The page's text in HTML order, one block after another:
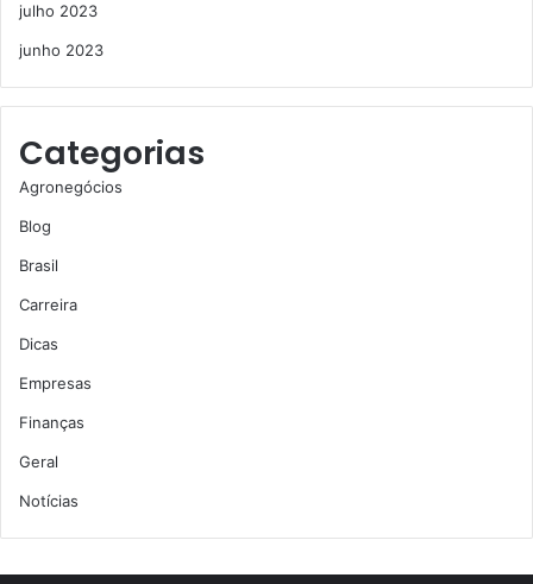
julho 2023
junho 2023
Categorias
Agronegócios
Blog
Brasil
Carreira
Dicas
Empresas
Finanças
Geral
Notícias